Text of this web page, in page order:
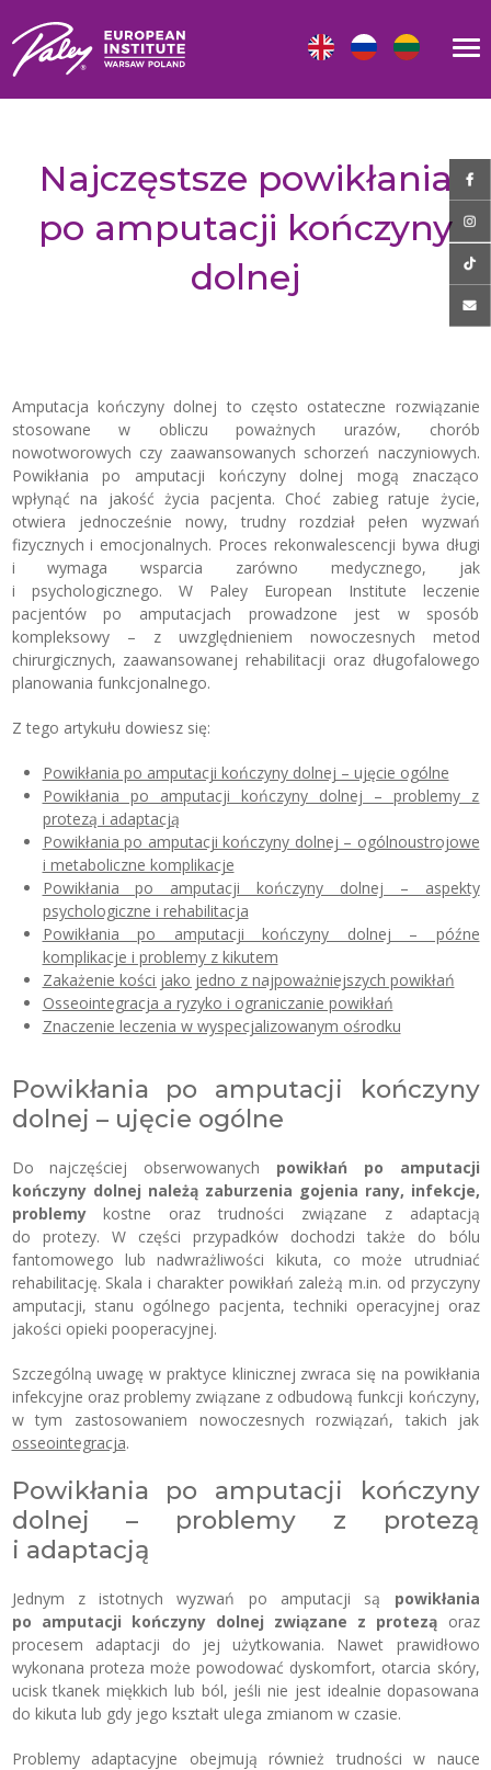
Najczęstsze powikłania
po amputacji kończyny
dolnej
Amputacja kończyny dolnej to często ostateczne rozwiązanie
stosowane w obliczu poważnych urazów, chorób
nowotworowych czy zaawansowanych schorzeń naczyniowych.
Powikłania po amputacji kończyny dolnej mogą znacząco
wpłynąć na jakość życia pacjenta. Choć zabieg ratuje życie,
otwiera jednocześnie nowy, trudny rozdział pełen wyzwań
fizycznych i emocjonalnych. Proces rekonwalescencji bywa długi
i wymaga wsparcia zarówno medycznego, jak
i psychologicznego. W Paley European Institute leczenie
pacjentów po amputacjach prowadzone jest w sposób
kompleksowy – z uwzględnieniem nowoczesnych metod
chirurgicznych, zaawansowanej rehabilitacji oraz długofalowego
planowania funkcjonalnego.
Z tego artykułu dowiesz się:
Powikłania po amputacji kończyny dolnej – ujęcie ogólne
Powikłania po amputacji kończyny dolnej – problemy z
protezą i adaptacją
Powikłania po amputacji kończyny dolnej – ogólnoustrojowe
i metaboliczne komplikacje
Powikłania po amputacji kończyny dolnej – aspekty
psychologiczne i rehabilitacja
Powikłania po amputacji kończyny dolnej – późne
komplikacje i problemy z kikutem
Zakażenie kości jako jedno z najpoważniejszych powikłań
Osseointegracja a ryzyko i ograniczanie powikłań
Znaczenie leczenia w wyspecjalizowanym ośrodku
Powikłania po amputacji kończyny
dolnej – ujęcie ogólne
Do najczęściej obserwowanych powikłań po amputacji
kończyny dolnej należą zaburzenia gojenia rany, infekcje,
problemykostne oraz trudności związane z adaptacją
do protezy. W części przypadków dochodzi także do bólu
fantomowego lub nadwrażliwości kikuta, co może utrudniać
rehabilitację. Skala i charakter powikłań zależą m.in. od przyczyny
amputacji, stanu ogólnego pacjenta, techniki operacyjnej oraz
jakości opieki pooperacyjnej.
Szczególną uwagę w praktyce klinicznej zwraca się na powikłania
infekcyjne oraz problemy związane z odbudową funkcji kończyny,
w tym zastosowaniem nowoczesnych rozwiązań, takich jak
osseointegracja.
Powikłania po amputacji kończyny
dolnej – problemy z protezą
i adaptacją
Jednym z istotnych wyzwań po amputacji są powikłania
po amputacji kończyny dolnej związane z proteząoraz
procesem adaptacji do jej użytkowania. Nawet prawidłowo
wykonana proteza może powodować dyskomfort, otarcia skóry,
ucisk tkanek miękkich lub ból, jeśli nie jest idealnie dopasowana
do kikuta lub gdy jego kształt ulega zmianom w czasie.
Problemy adaptacyjne obejmują również trudności w nauce